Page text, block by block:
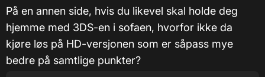
På en annen side, hvis du likevel skal holde deg
hjemme med 3DS-en i sofaen, hvorfor ikke da
kjøre løs på HD-versjonen som er såpass mye
bedre på samtlige punkter?